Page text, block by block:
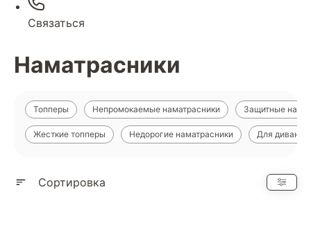
Связаться
Наматрасники
Топперы Непромокаемые наматрасники Защитные
Жесткие топперы Недорогие наматрасники Для дивана
Сортировка